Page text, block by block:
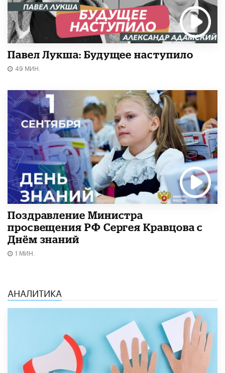
Павел Лукша: Будущее наступило
49 МИН.
Поздравление Министра
просвещения РФ Сергея Кравцова с
Днём знаний
1 МИН.
АНАЛИТИКА